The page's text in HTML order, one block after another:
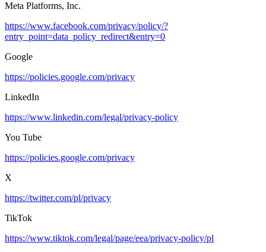
Meta Platforms, Inc.
https://www.facebook.com/privacy/policy/?
entry_point=data_policy_redirect&entry=0
Google
https://policies.google.com/privacy
LinkedIn
https://www.linkedin.com/legal/privacy-policy
You Tube
https://policies.google.com/privacy
X
https://twitter.com/pl/privacy
TikTok
https://www.tiktok.com/legal/page/eea/privacy-policy/pl